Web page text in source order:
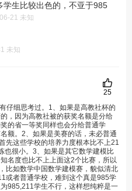
学生比较出色的，不亚于985
21 未知
未知
仔细思考过。1、如果是高教社杯的
，因为高教社被的获奖名额是分给
的省一等奖同样也会分给普通学
额。2、如果是美赛的话，未必普通
先这些学校的培养力度根本比不上21
也很小。3、如果是其它数学建模比
名度也比不上上面这2个比赛，所以
比如数学中国数学建模赛，貌似清北
或者普通学校，难到这个真是985学
985,211学生不行，这样想纯粹是一
25